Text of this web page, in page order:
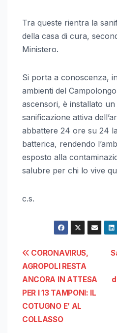
Tra queste rientra la
della casa di cura,
Ministero.
Si porta a conoscenza,
ambienti del
ascensori, è installato un
sanificazione attiva
abbattere 24 ore su 24
batterica, rendendo
esposto alla
salubre per chi lo vive
c.s.
Navigazione
articoli
CORONAVIRUS,
AGROPOLI RESTA
ANCORA IN ATTESA
PER I 13 TAMPONI: IL
COTUGNO E’ AL
COLLASSO